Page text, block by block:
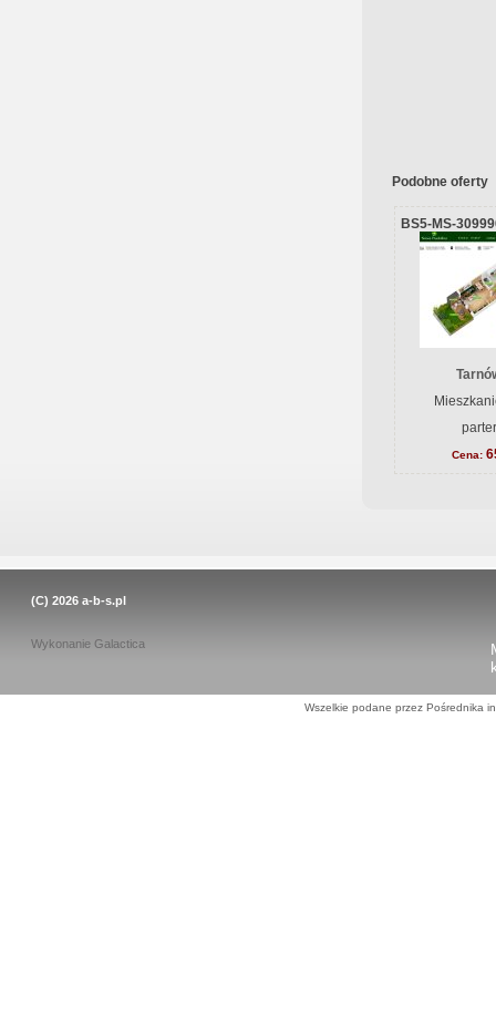
Podobne oferty
BS5-MS-
Cena:
(C) 2026 a-b-s.pl
Wykonanie Galactica
Wszelkie podane przez Pośrednika